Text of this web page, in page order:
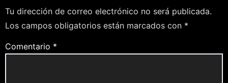
Tu dirección de correo electrónico no será publicada.
Los campos obligatorios están marcados con *
Comentario *